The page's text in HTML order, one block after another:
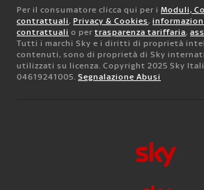
Per il consumatore clicca qui per i Moduli,
contrattuali, Privacy & Cookies,
contrattuali o per trasparenza tariffaria,
Tutti i marchi Sky e i diritti di proprietà
contenuti, sono di proprietà di Sky
utilizzati su licenza. Copyright 2025 Sky
04619241005. Segnalazione Abusi